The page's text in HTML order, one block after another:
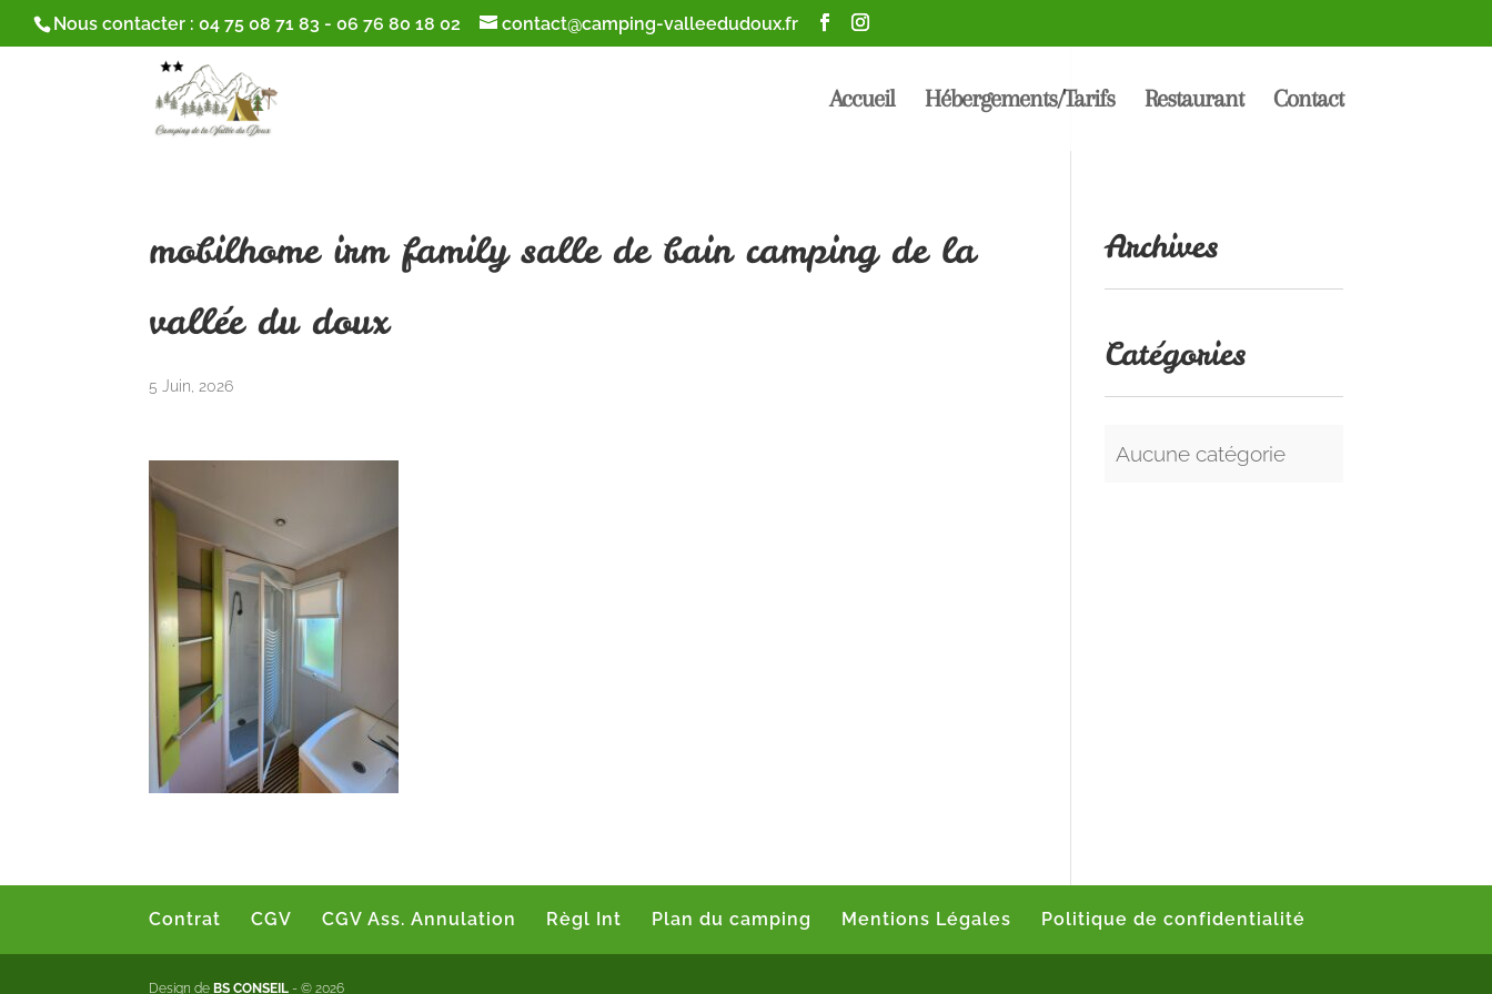
Nous contacter : 04 75 08 71 83 - 06 76 80 18 02 contact@camping-valleedudoux.fr
Accueil Hébergements/Tarifs Restaurant Contact
mobilhome irm family salle de bain camping de la
vallée du doux
5 Juin, 2026
Archives
Catégories
Aucune catégorie
Contrat CGV CGV Ass. Annulation Règl Int Plan du camping Mentions Légales Politique de confidentialité
Design de BS CONSEIL - © 2026